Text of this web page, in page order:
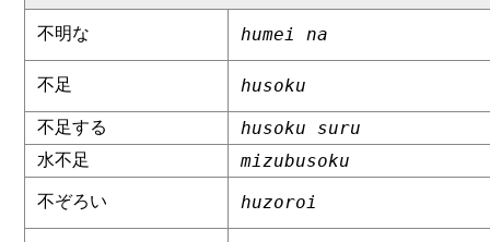
不明な humei na
不足 husoku
不足する husoku suru
水不足 mizubusoku
不ぞろい huzoroi